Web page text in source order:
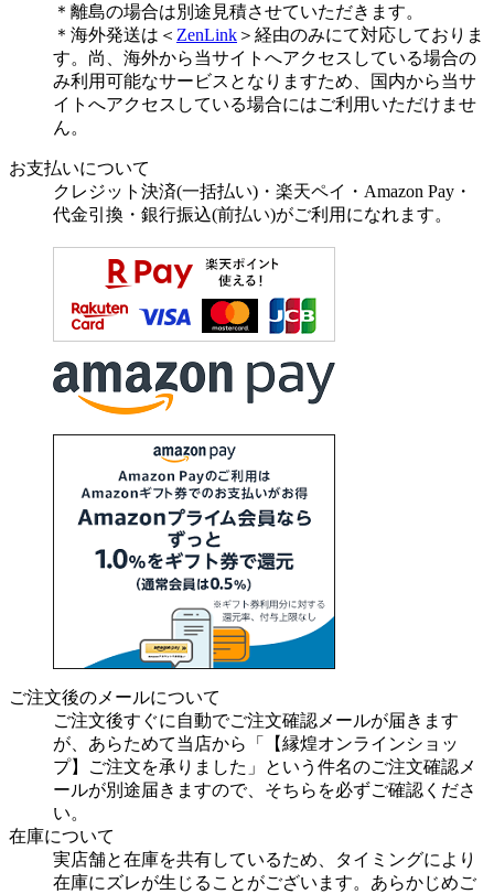
＊離島の場合は別途見積させていただきます。
＊海外発送は＜ ZenLink ＞経由のみにて対応しておりま
す。尚、海外から当サイトへアクセスしている場合の
み利用可能なサービスとなりますため、国内から当サ
イトへアクセスしている場合にはご利用いただけませ
ん。
お支払いについて
クレジット決済(一括払い)・楽天ペイ・Amazon Pay・
代金引換・銀行振込(前払い)がご利用になれます。
ご注文後のメールについて
ご注文後すぐに自動でご注文確認メールが届きます
が、あらためて当店から「【縁煌オンラインショッ
プ】ご注文を承りました」という件名のご注文確認メ
ールが別途届きますので、そちらを必ずご確認くださ
い。
在庫について
実店舗と在庫を共有しているため、タイミングにより
在庫にズレが生じることがございます。あらかじめご